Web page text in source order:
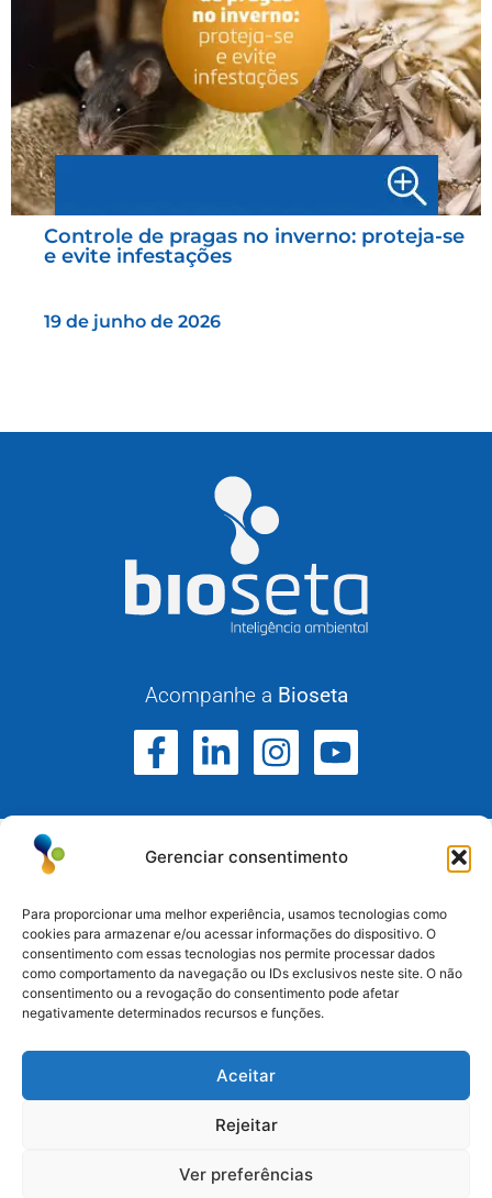
Gerenciar consentimento
Para proporcionar uma melhor experiência, usamos tecnologias como
cookies para armazenar e/ou acessar informações do dispositivo. O
consentimento com essas tecnologias nos permite processar dados
como comportamento da navegação ou IDs exclusivos neste site. O não
consentimento ou a revogação do consentimento pode afetar
negativamente determinados recursos e funções.
Aceitar
Rejeitar
Ver preferências
Controle de pragas no inverno: proteja-se
e evite infestações
19 de junho de 2026
Acompanhe a Bioseta
Atuamos no Rio Grande do Sul, Santa Catarina e
Paraná.
Serra/RS: (54) 3698-9988
Paraná: (41) 3542-2773
Santa Catarina: (47) 3170-3560